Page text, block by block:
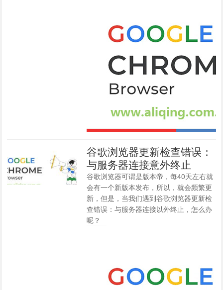
谷歌浏览器更新检查错误：
与服务器连接意外终止
谷歌浏览器可谓是版本帝，每40天左右就
会有一个新版本发布，所以，就会频繁更
新，但是，当我们遇到谷歌浏览器更新检
查错误：与服务器连接以外终止，怎么办
呢？